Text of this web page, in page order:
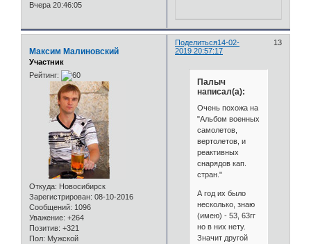
Вчера 20:46:05
Поделиться 13
14-02-
2019 20:57:17
Максим Малиновский
Участник
Рейтинг:
Откуда: Новосибирск
Зарегистрирован: 08-10-2016
Сообщений: 1096
Уважение: +264
Позитив: +321
Пол: Мужской
Палыч
написал(а):
Очень похожа на
"Альбом военных
самолетов,
вертолетов, и
реактивных
снарядов кап.
стран."
А год их было
несколько, знаю
(имею) - 53, 63гг
но в них нету.
Значит другой